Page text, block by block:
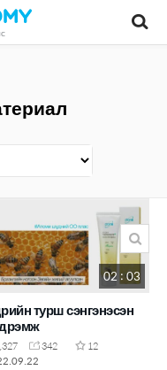
02 : 03
турш сэнгэнэсэн
342
12